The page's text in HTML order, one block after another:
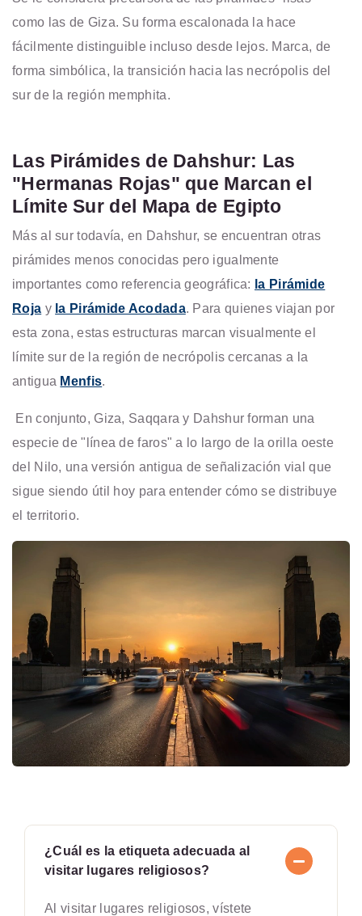
como las de Giza. Su forma escalonada la hace
fácilmente distinguible incluso desde lejos. Marca, de
forma simbólica, la transición hacia las necrópolis del
sur de la región memphita.
Las Pirámides de Dahshur: Las
"Hermanas Rojas" que Marcan el
Límite Sur del Mapa de Egipto
Más al sur todavía, en Dahshur, se encuentran otras
pirámides menos conocidas pero igualmente
importantes como referencia geográfica: la Pirámide
Roja y la Pirámide Acodada. Para quienes viajan por
esta zona, estas estructuras marcan visualmente el
límite sur de la región de necrópolis cercanas a la
antigua Menfis.
En conjunto, Giza, Saqqara y Dahshur forman una
especie de "línea de faros" a lo largo de la orilla oeste
del Nilo, una versión antigua de señalización vial que
sigue siendo útil hoy para entender cómo se distribuye
el territorio.
¿Cuál es la etiqueta adecuada al
visitar lugares religiosos?
Al visitar lugares religiosos, vístete